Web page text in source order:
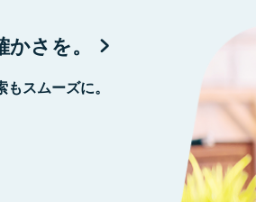
さを。
スムーズに。